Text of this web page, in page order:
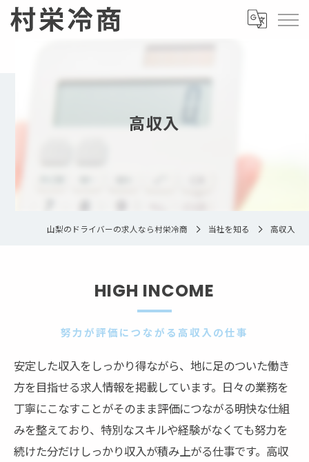
高収入
山梨のドライバーの求人なら村栄冷商 当社を知る 高収入
努力が評価につながる高収入の仕事
HIGH INCOME
安定した収入をしっかり得ながら、地に足のついた働き
方を目指せる求人情報を掲載しています。日々の業務を
丁寧にこなすことがそのまま評価につながる明快な仕組
みを整えており、特別なスキルや経験がなくても努力を
続けた分だけしっかり収入が積み上がる仕事です。高収